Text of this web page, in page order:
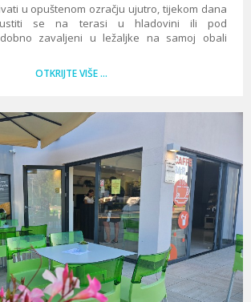
u opuštenom ozračju ujutro, tijekom dana
se na terasi u hladovini ili pod
zavaljeni u ležaljke na samoj obali
OTKRIJTE VIŠE …